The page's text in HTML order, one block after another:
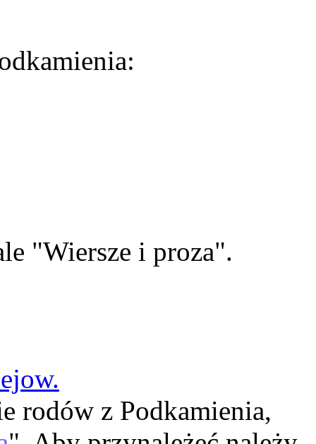
"Wiersze i proza".
rodów z Podkamienia,